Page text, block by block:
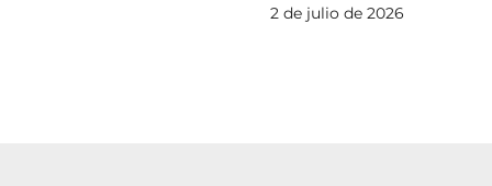
2 de julio de 2026